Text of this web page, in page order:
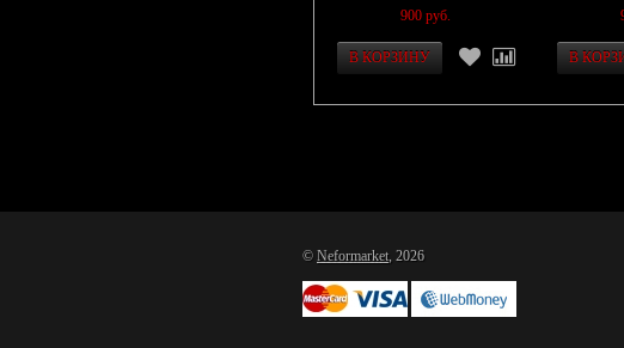
900 руб.
© Neformarket, 2026